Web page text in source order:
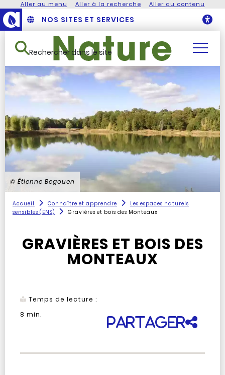
Aller au menu Aller à la recherche Aller au contenu
NOS SITES ET SERVICES
Rechercher dans le site
© Étienne Begouen
Accueil Connaître et apprendre
Les espaces naturels
sensibles (ENS)
Gravières et bois des Monteaux
GRAVIÈRES ET BOIS DES
MONTEAUX
Temps de lecture :
8 min.
Partager